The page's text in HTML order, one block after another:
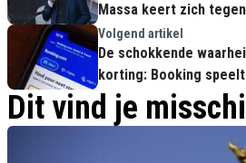
Massa keert zich
winkelcentrum
Volgend artikel
De schokkende
korting: Booking
hardwerkende
Dit vind je